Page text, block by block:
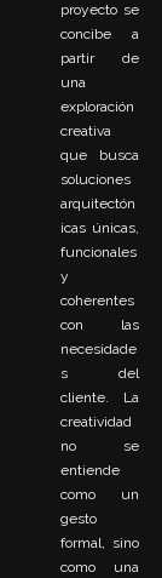
proyecto se
concibe a
partir de
una
exploración
creativa
que busca
soluciones
arquitectón
icas únicas,
funcionales
y
coherentes
con las
necesidade
s del
cliente. La
creatividad
no se
entiende
como un
gesto
formal, sino
como una